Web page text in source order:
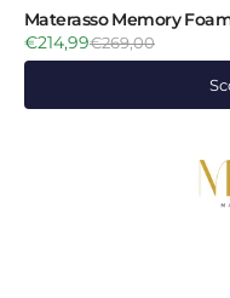
Materasso Memory
€214,99€269,00